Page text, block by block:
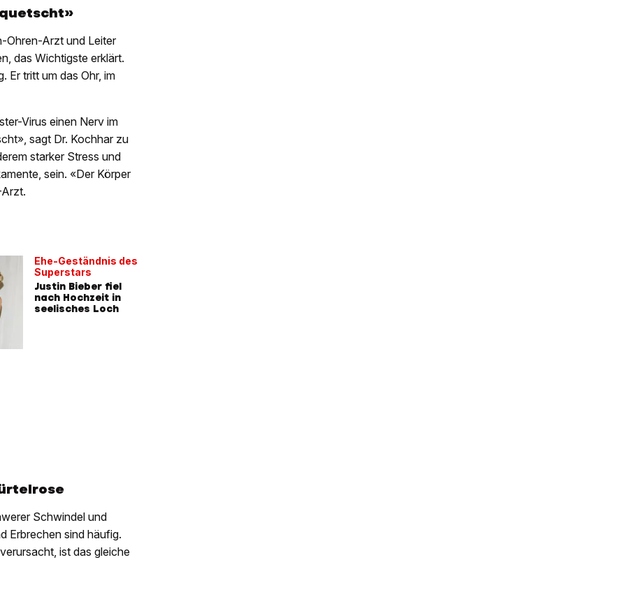
Ohren-Arzt und Leiter
das Wichtigste erklärt.
Er tritt um das Ohr, im
Virus einen Nerv im
sagt Dr. Kochhar zu
starker Stress und
sein. «Der Körper
Ehe-Geständnis des
Superstars
Justin Bieber fiel
nach Hochzeit in
seelisches Loch
Schwindel und
Erbrechen sind häufig.
ist das gleiche